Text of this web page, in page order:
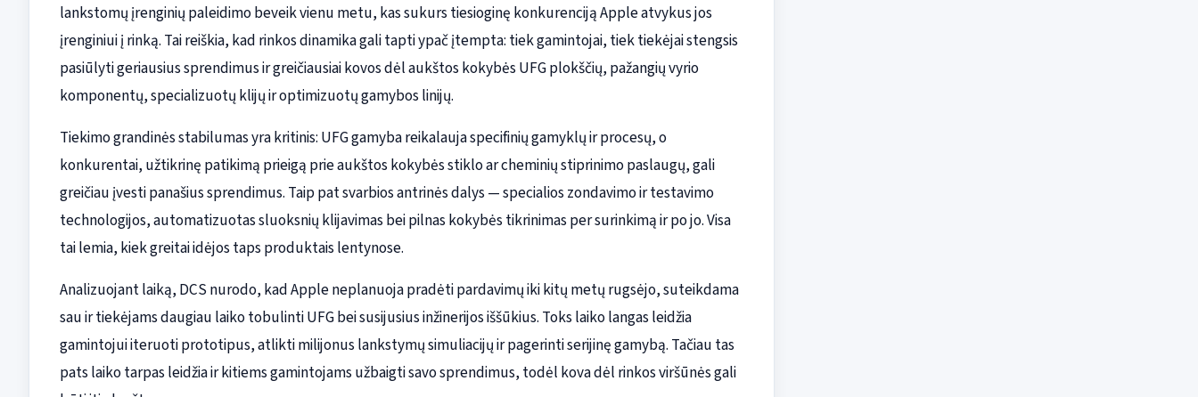
lankstomų įrenginių paleidimo beveik vienu metu, kas sukurs tiesioginę konkurenciją Apple atvykus jos
įrenginiui į rinką. Tai reiškia, kad rinkos dinamika gali tapti ypač įtempta: tiek gamintojai, tiek tiekėjai stengsis
pasiūlyti geriausius sprendimus ir greičiausiai kovos dėl aukštos kokybės UFG plokščių, pažangių vyrio
komponentų, specializuotų klijų ir optimizuotų gamybos linijų.
Tiekimo grandinės stabilumas yra kritinis: UFG gamyba reikalauja specifinių gamyklų ir procesų, o
konkurentai, užtikrinę patikimą prieigą prie aukštos kokybės stiklo ar cheminių stiprinimo paslaugų, gali
greičiau įvesti panašius sprendimus. Taip pat svarbios antrinės dalys — specialios zondavimo ir testavimo
technologijos, automatizuotas sluoksnių klijavimas bei pilnas kokybės tikrinimas per surinkimą ir po jo. Visa
tai lemia, kiek greitai idėjos taps produktais lentynose.
Analizuojant laiką, DCS nurodo, kad Apple neplanuoja pradėti pardavimų iki kitų metų rugsėjo, suteikdama
sau ir tiekėjams daugiau laiko tobulinti UFG bei susijusius inžinerijos iššūkius. Toks laiko langas leidžia
gamintojui iteruoti prototipus, atlikti milijonus lankstymų simuliacijų ir pagerinti serijinę gamybą. Tačiau tas
pats laiko tarpas leidžia ir kitiems gamintojams užbaigti savo sprendimus, todėl kova dėl rinkos viršūnės gali